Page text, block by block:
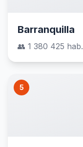
Barranquilla
👥 1 380 425 hab.
5